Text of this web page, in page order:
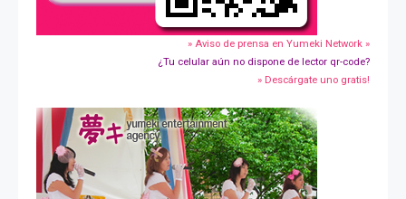
» Aviso de prensa en Yumeki Network »
¿Tu celular aún no dispone de lector qr-code?
» Descárgate uno gratis!